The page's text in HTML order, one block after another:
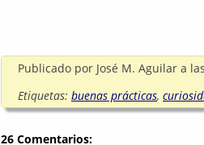
Publicado por José M. Aguilar a
Etiquetas: buenas prácticas,
26 Comentarios: